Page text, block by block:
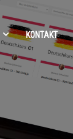
KONTAKT